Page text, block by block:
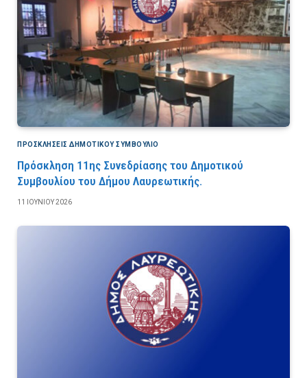
ΠΡΟΣΚΛΉΣΕΙΣ ΔΗΜΟΤΙΚΟΎ ΣΥΜΒΟΎΛΙΟ
Πρόσκληση 11ης Συνεδρίασης του Δημοτικού
Συμβουλίου του Δήμου Λαυρεωτικής.
11 ΙΟΥΝΊΟΥ 2026